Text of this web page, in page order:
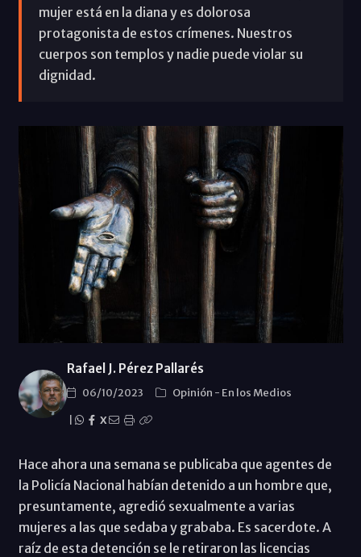
mujer está en la diana y es dolorosa
protagonista de estos crímenes. Nuestros
cuerpos son templos y nadie puede violar su
dignidad.
Rafael J. Pérez Pallarés
06/10/2023 Opinión - En los Medios
X
Hace ahora una semana se publicaba que agentes de
la Policía Nacional habían detenido a un hombre que,
presuntamente, agredió sexualmente a varias
mujeres a las que sedaba y grababa. Es sacerdote. A
raíz de esta detención se le retiraron las licencias